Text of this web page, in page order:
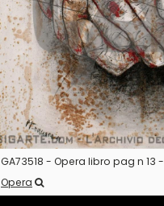
GA73518 - Opera libro pag n 13 -
Opera